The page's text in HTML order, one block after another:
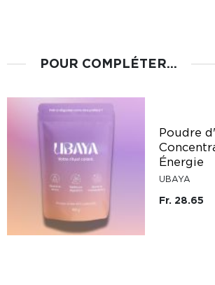
POUR COMPLÉTER...
Poudre
Énergie
UBAYA
Fr. 28.65